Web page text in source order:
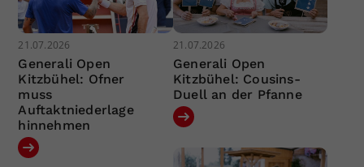
21.07.2026
Generali Open
Kitzbühel: Ofner
muss
Auftaktniederlage
hinnehmen
21.07.2026
Generali Open
Kitzbühel: Cousins-
Duell an der Pfanne